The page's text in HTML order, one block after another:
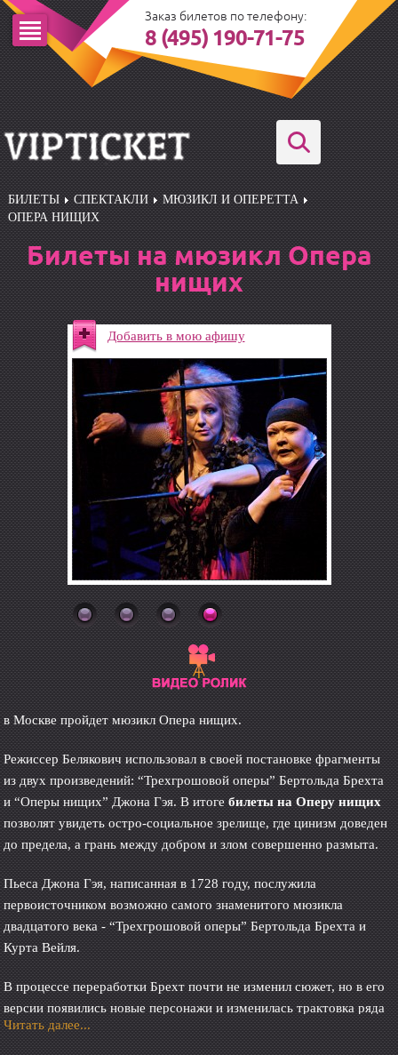
Заказ билетов по телефону:
8 (495) 190-71-75
БИЛЕТЫ СПЕКТАКЛИ
МЮЗИКЛ И ОПЕРЕТТА
ОПЕРА НИЩИХ
Билеты на мюзикл Опера
нищих
Добавить в мою афишу
в Москве пройдет мюзикл Опера нищих.
Режиссер Белякович использовал в своей постановке фрагменты
из двух произведений: “Трехгрошовой оперы” Бертольда Брехта
и “Оперы нищих” Джона Гэя. В итогебилеты на Оперу нищих
позволят увидеть остро-социальное зрелище, где цинизм доведен
до предела, а грань между добром и злом совершенно размыта.
Пьеса Джона Гэя, написанная в 1728 году, послужила
первоисточником возможно самого знаменитого мюзикла
двадцатого века - “Трехгрошовой оперы” Бертольда Брехта и
Курта Вейля.
В процессе переработки Брехт почти не изменил сюжет, но в его
версии появились новые персонажи и изменилась трактовка ряда
образов.
Читать далее...